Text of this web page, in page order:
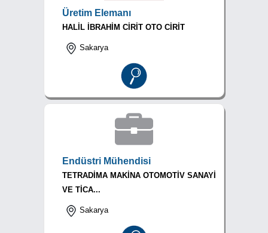
Üretim Elemanı
HALİL İBRAHİM CİRİT OTO CİRİT
Sakarya
Endüstri Mühendisi
TETRADİMA MAKİNA OTOMOTİV SANAYİ
VE TİCA...
Sakarya